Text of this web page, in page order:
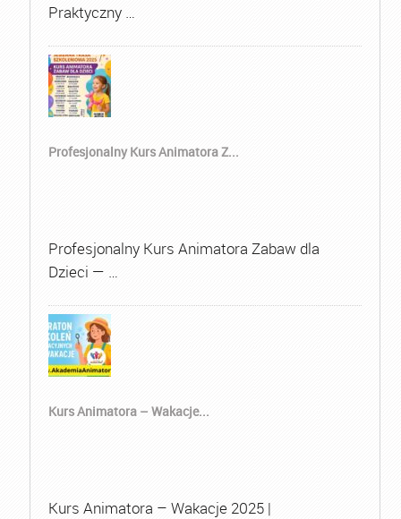
Praktyczny …
Profesjonalny Kurs Animatora Z...
Profesjonalny Kurs Animatora Zabaw dla
Dzieci — …
Kurs Animatora – Wakacje...
Kurs Animatora – Wakacje 2025 |